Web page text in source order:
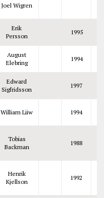
Joel Wigren
Erik
Persson
1995
August
Elebring
1994
Edward
Sigfridsson
1997
William Liiw 1994
Tobias
Backman
1988
Henrik
Kjellson
1992